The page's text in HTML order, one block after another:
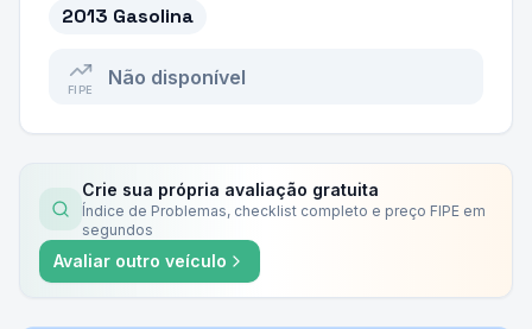
2013 Gasolina
FIPE
Não disponível
Crie sua própria avaliação gratuita
Índice de Problemas, checklist completo e preço FIPE em
segundos
Avaliar outro veículo